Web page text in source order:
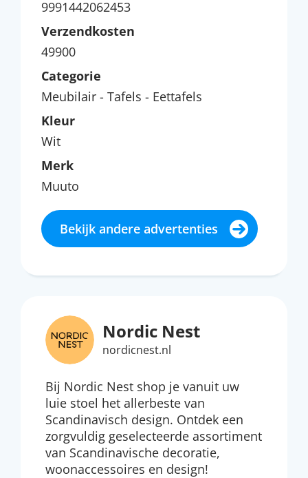
9991442062453
Verzendkosten
49900
Categorie
Meubilair - Tafels - Eettafels
Kleur
Wit
Merk
Muuto
Bekijk andere advertenties
Nordic Nest
nordicnest.nl
Bij Nordic Nest shop je vanuit uw
luie stoel het allerbeste van
Scandinavisch design. Ontdek een
zorgvuldig geselecteerde assortiment
van Scandinavische decoratie,
woonaccessoires en design!